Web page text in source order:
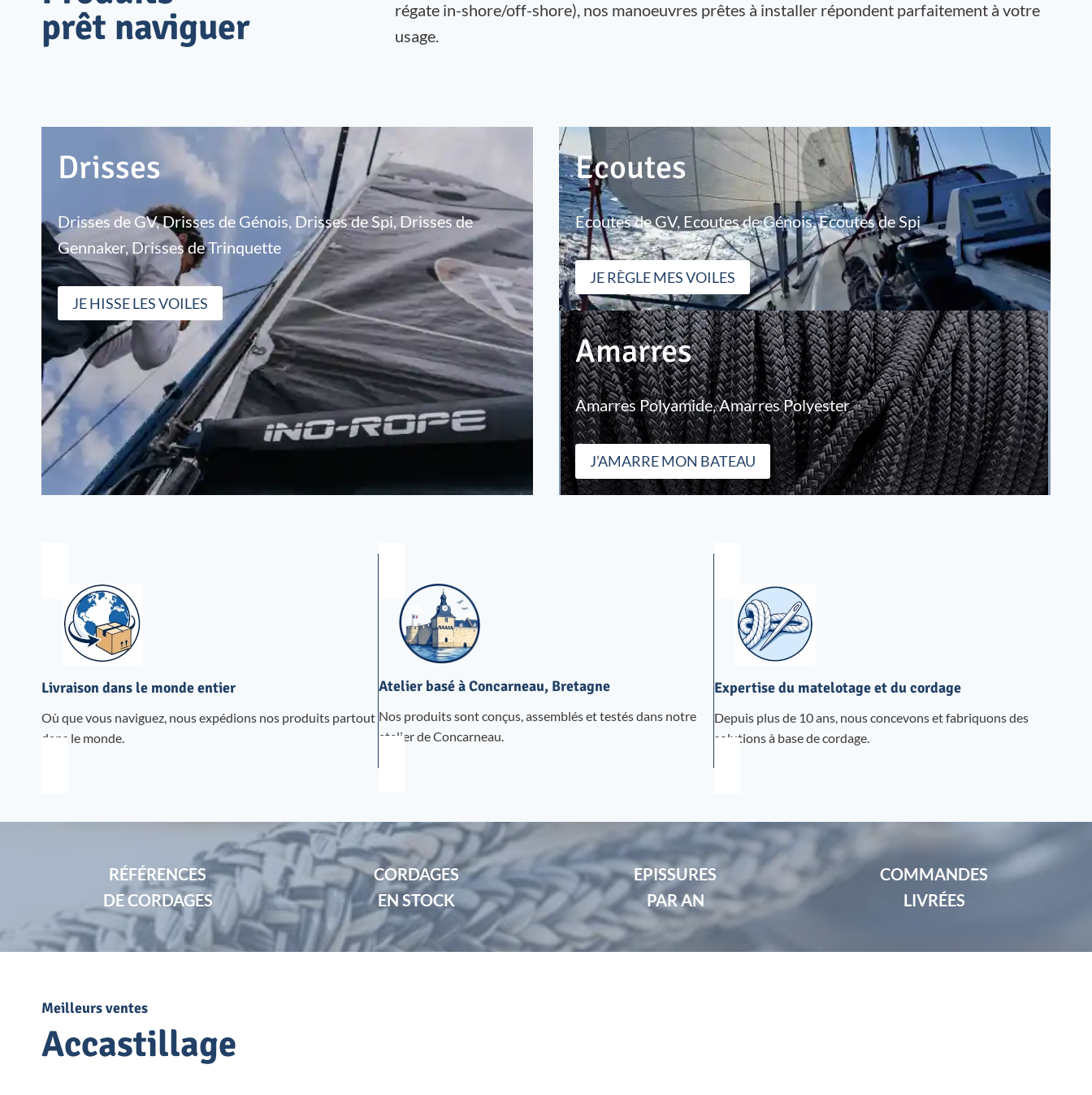
prêt naviguer
régate in-shore/off-shore), nos manoeuvres prêtes à installer répondent parfaitement à votre
usage.
Drisses
Drisses de GV, Drisses de Génois, Drisses de Spi, Drisses de
Gennaker, Drisses de Trinquette
JE HISSE LES VOILES
Ecoutes
Ecoutes de GV, Ecoutes de Génois, Ecoutes de Spi
JE RÈGLE MES VOILES
Amarres
Amarres Polyamide, Amarres Polyester
J’AMARRE MON BATEAU
Livraison dans le monde entier
Où que vous naviguez, nous expédions nos produits partout
dans le monde.
Atelier basé à Concarneau, Bretagne
Nos produits sont conçus, assemblés et testés dans notre
atelier de Concarneau.
Expertise du matelotage et du cordage
Depuis plus de 10 ans, nous concevons et fabriquons des
solutions à base de cordage.
RÉFÉRENCES
DE CORDAGES
CORDAGES
EN STOCK
EPISSURES
PAR AN
COMMANDES
LIVRÉES
Meilleurs ventes
Accastillage